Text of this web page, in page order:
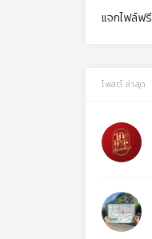
แจกไฟล์ฟรี
โพสต์ ล่าสุด